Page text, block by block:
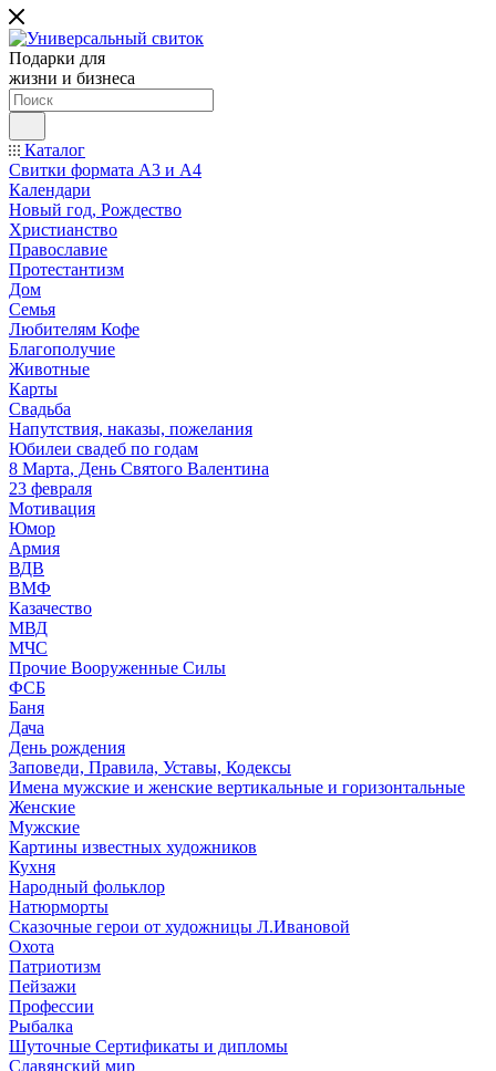
Подарки для
жизни и бизнеса
Каталог
Свитки формата А3 и А4
Календари
Новый год, Рождество
Христианство
Православие
Протестантизм
Дом
Семья
Любителям Кофе
Благополучие
Животные
Карты
Свадьба
Напутствия, наказы, пожелания
Юбилеи свадеб по годам
8 Марта, День Святого Валентина
23 февраля
Мотивация
Юмор
Армия
ВДВ
ВМФ
Казачество
МВД
МЧС
Прочие Вооруженные Силы
ФСБ
Баня
Дача
День рождения
Заповеди, Правила, Уставы, Кодексы
Имена мужские и женские вертикальные и горизонтальные
Женские
Мужские
Картины известных художников
Кухня
Народный фольклор
Натюрморты
Сказочные герои от художницы Л.Ивановой
Охота
Патриотизм
Пейзажи
Профессии
Рыбалка
Шуточные Сертификаты и дипломы
Славянский мир